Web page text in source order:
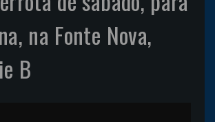
na Fonte Nova,
B